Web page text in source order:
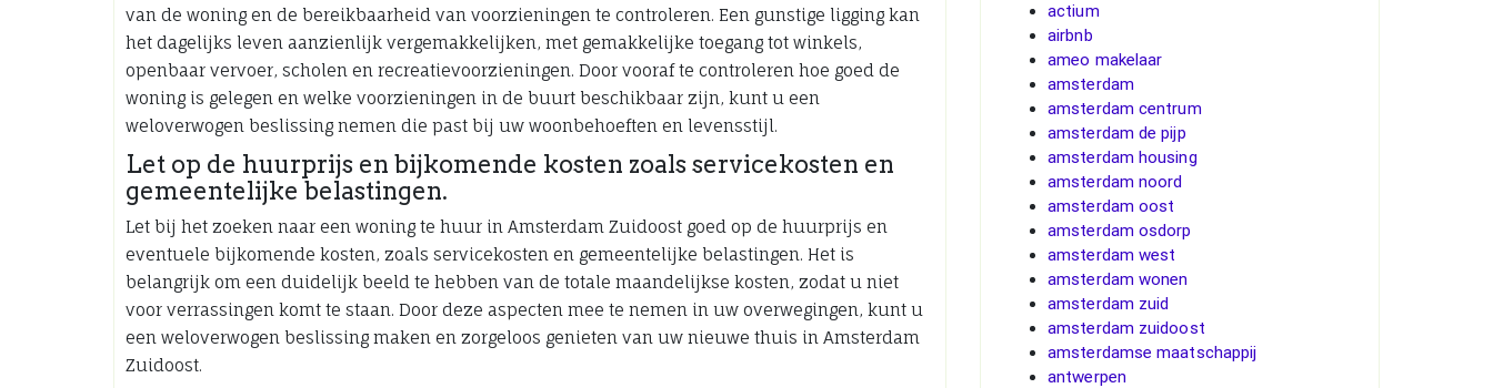
van de woning en de bereikbaarheid van voorzieningen te controleren. Een gunstige ligging kan
het dagelijks leven aanzienlijk vergemakkelijken, met gemakkelijke toegang tot winkels,
openbaar vervoer, scholen en recreatievoorzieningen. Door vooraf te controleren hoe goed de
woning is gelegen en welke voorzieningen in de buurt beschikbaar zijn, kunt u een
weloverwogen beslissing nemen die past bij uw woonbehoeften en levensstijl.
Let op de huurprijs en bijkomende kosten zoals servicekosten en
gemeentelijke belastingen.
Let bij het zoeken naar een woning te huur in Amsterdam Zuidoost goed op de huurprijs en
eventuele bijkomende kosten, zoals servicekosten en gemeentelijke belastingen. Het is
belangrijk om een duidelijk beeld te hebben van de totale maandelijkse kosten, zodat u niet
voor verrassingen komt te staan. Door deze aspecten mee te nemen in uw overwegingen, kunt u
een weloverwogen beslissing maken en zorgeloos genieten van uw nieuwe thuis in Amsterdam
Zuidoost.
actium
airbnb
ameo makelaar
amsterdam
amsterdam centrum
amsterdam de pijp
amsterdam housing
amsterdam noord
amsterdam oost
amsterdam osdorp
amsterdam west
amsterdam wonen
amsterdam zuid
amsterdam zuidoost
amsterdamse maatschappij
antwerpen